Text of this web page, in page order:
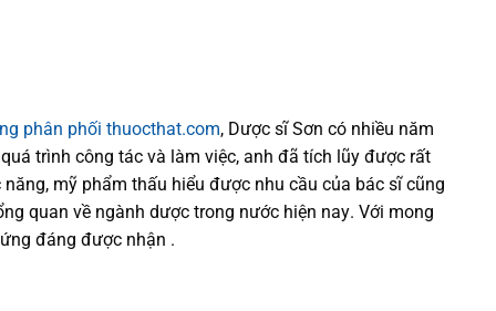
phân phối thuocthat.com, Dược sĩSơn có nhiều năm
trình công tác và làm việc, anh đã tích lũy được rất
mỹ phẩm thấu hiểu đượcnhu cầu của bác sĩcũng
quan về ngành dược trong nướchiện nay. Với mong
đáng được nhận .